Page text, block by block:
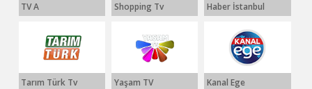
TV A Shopping Tv Haber İstanbul
Tarım Türk Tv Yaşam TV Kanal Ege